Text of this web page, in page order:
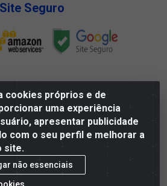
cookies próprios e de
uma experiência
apresentar publicidade
com o seu perfil e melhorar a
site.
não essenciais
Site Seguro
- Rua Deputado Jesse Ferreira
Propriá/SE - CEP 49.900-000 -
07.488.144/0001-88